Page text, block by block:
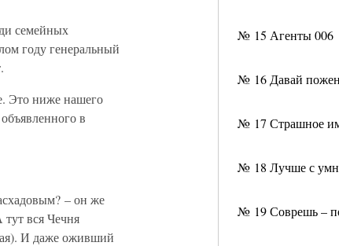
№ 15 Агенты 006
№ 16 Давай
№ 17 Страшное
№ 18 Лучше с
№ 19 Соврешь –
семейных
году генеральный
Это ниже нашего
в
– он же
вся Чечня
И даже оживший